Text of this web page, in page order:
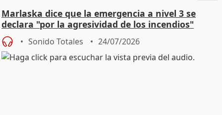
Marlaska dice que la emergencia a nivel 3 se
declara "por la agresividad de los incendios"
Sonido Totales 24/07/2026